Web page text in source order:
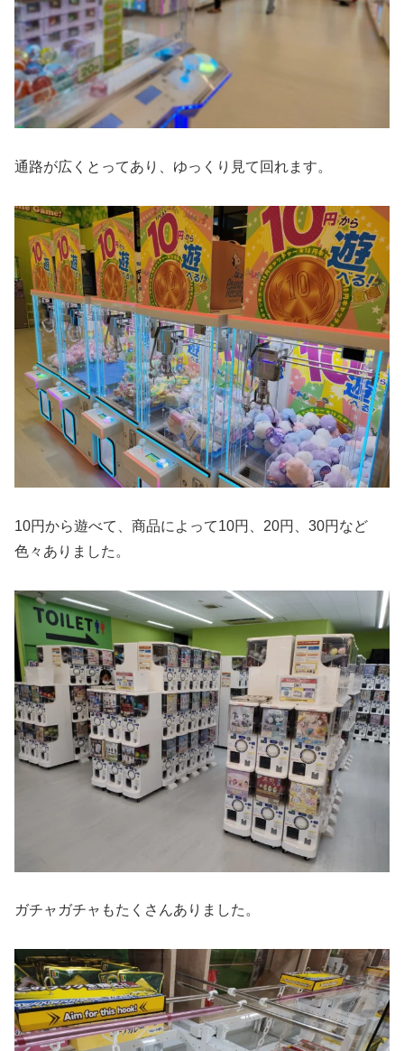
通路が広くとってあり、ゆっくり見て回れます。
10円から遊べて、商品によって10円、20円、30円など
色々ありました。
ガチャガチャもたくさんありました。